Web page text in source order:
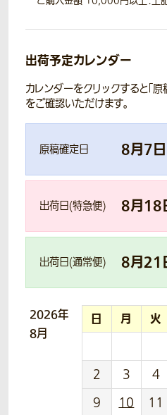
出荷予定カレンダー
カレンダーをクリックすると「
をご確認いただけます。
原稿確定日 8月7
出荷日(特急便) 8月18
出荷日(通常便) 8月21
2026年
8月
日 月 火
2
3 4
9
10 11